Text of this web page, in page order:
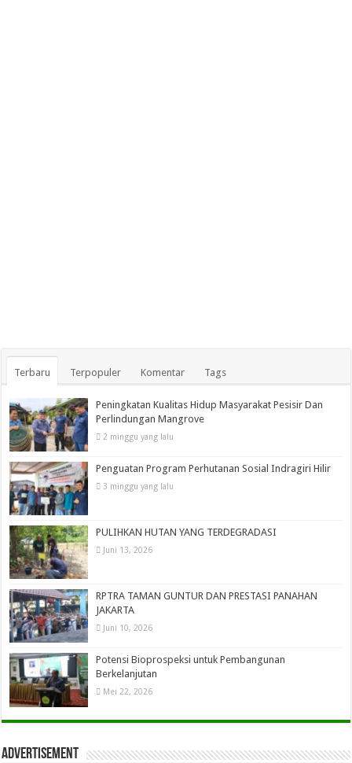
Terbaru Terpopuler Komentar Tags
Peningkatan Kualitas Hidup Masyarakat Pesisir Dan
Perlindungan Mangrove
2 minggu yang lalu
Penguatan Program Perhutanan Sosial Indragiri Hilir
3 minggu yang lalu
PULIHKAN HUTAN YANG TERDEGRADASI
Juni 13, 2026
RPTRA TAMAN GUNTUR DAN PRESTASI PANAHAN
JAKARTA
Juni 10, 2026
Potensi Bioprospeksi untuk Pembangunan
Berkelanjutan
Mei 22, 2026
Advertisement